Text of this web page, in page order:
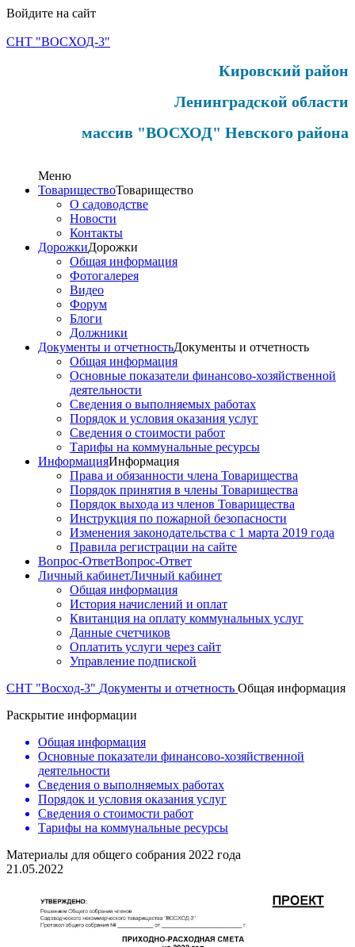
Войдите на сайт
СНТ "ВОСХОД-3"
Кировский район
Ленинградской области
массив "ВОСХОД" Невского района
Меню
ТовариществоТоварищество
О садоводстве
Новости
Контакты
ДорожкиДорожки
Общая информация
Фотогалерея
Видео
Форум
Блоги
Должники
Документы и отчетностьДокументы и отчетность
Общая информация
Основные показатели финансово-хозяйственной
деятельности
Сведения о выполняемых работах
Порядок и условия оказания услуг
Сведения о стоимости работ
Тарифы на коммунальные ресурсы
ИнформацияИнформация
Права и обязанности члена Товарищества
Порядок принятия в члены Товарищества
Порядок выхода из членов Товарищества
Инструкция по пожарной безопасности
Изменения законодательства с 1 марта 2019 года
Правила регистрации на сайте
Вопрос-ОтветВопрос-Ответ
Личный кабинетЛичный кабинет
Общая информация
История начислений и оплат
Квитанция на оплату коммунальных услуг
Данные счетчиков
Оплатить услуги через сайт
Управление подпиской
СНТ "Восход-3" Документы и отчетность Общая информация
Раскрытие информации
Общая информация
Основные показатели финансово-хозяйственной
деятельности
Сведения о выполняемых работах
Порядок и условия оказания услуг
Сведения о стоимости работ
Тарифы на коммунальные ресурсы
Материалы для общего собрания 2022 года
21.05.2022